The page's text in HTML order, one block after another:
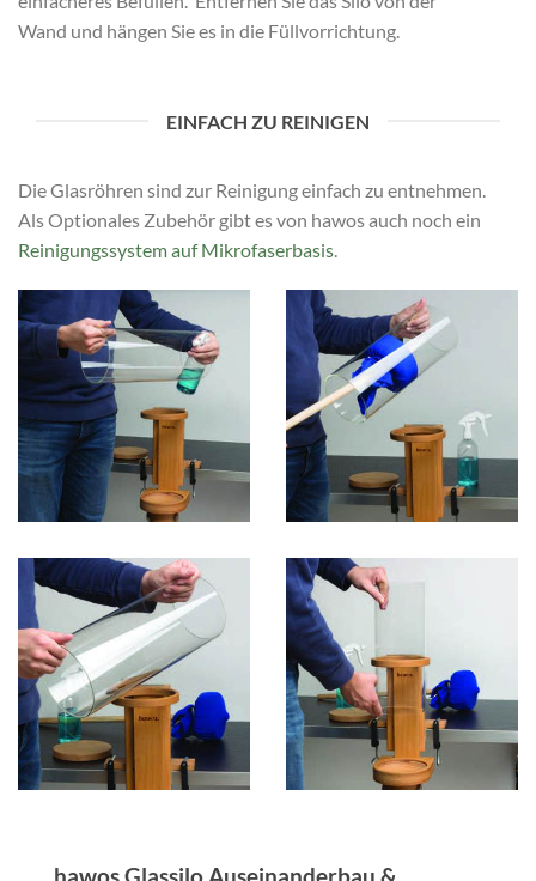
Wand und hängen Sie es in die Füllvorrichtung.
EINFACH ZU REINIGEN
Die Glasröhren sind zur Reinigung einfach zu entnehmen.
Als Optionales Zubehör gibt es von hawos auch noch ein
Reinigungssystem auf Mikrofaserbasis
hawos Glassilo Auseinanderbau &